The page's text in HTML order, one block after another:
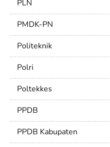
PLN
PMDK-PN
Politeknik
Polri
Poltekkes
PPDB
PPDB Kabupaten